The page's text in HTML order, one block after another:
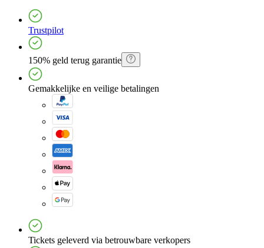
Trustpilot
150% geld terug garantie
Gemakkelijke en veilige betalingen
Tickets geleverd via betrouwbare verkopers